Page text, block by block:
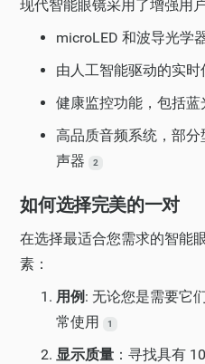
现代智能眼镜采用了增强用
microLED 和波导光学
由人工智能驱动的实时
健康监控功能，包括蓝
高品质音频系统，部
声器
2
如何选择完美的一对
在选择最适合您需求的智能
素：
用例 : 无论您是需要它
常使用
1
显示质量 ：寻找具有